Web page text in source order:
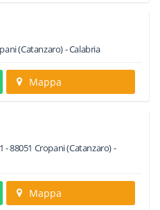
(Catanzaro) -Calabria
Mappa
-88051 Cropani(Catanzaro) -
Mappa